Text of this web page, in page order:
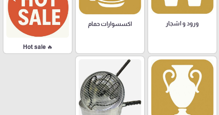
ورود و اشجار اكسسوارات حمام
🔥 Hot sale